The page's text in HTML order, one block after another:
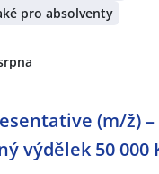
pro absolventy
(m/ž) –
výdělek 50 000